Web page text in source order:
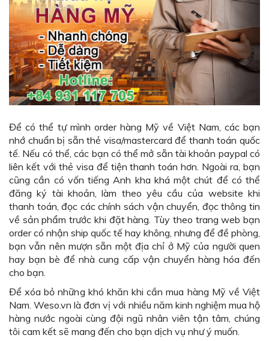
Để có thể tự mình order hàng Mỹ về Việt Nam, các bạn
nhớ chuẩn bị sẵn thẻ visa/mastercard để thanh toán quốc
tế. Nếu có thể, các bạn có thể mở sẵn tài khoản paypal có
liên kết với thẻ visa để tiện thanh toán hơn. Ngoài ra, bạn
cũng cần có vốn tiếng Anh kha khá một chút để có thể
đăng ký tài khoản, làm theo yêu cầu của website khi
thanh toán, đọc các chính sách vận chuyển, đọc thông tin
về sản phẩm trước khi đặt hàng. Tùy theo trang web bạn
order có nhận ship quốc tế hay không, nhưng để đề phòng,
bạn vẫn nên mượn sẵn một địa chỉ ở Mỹ của người quen
hay bạn bè để nhà cung cấp vận chuyển hàng hóa đến
cho bạn.
Để xóa bỏ những khó khăn khi cần mua hàng Mỹ về Việt
Nam. Weso.vn là đơn vị với nhiều năm kinh nghiệm mua hộ
hàng nước ngoài cùng đội ngũ nhân viên tận tâm, chúng
tôi cam kết sẽ mang đến cho bạn dịch vụ như ý muốn.